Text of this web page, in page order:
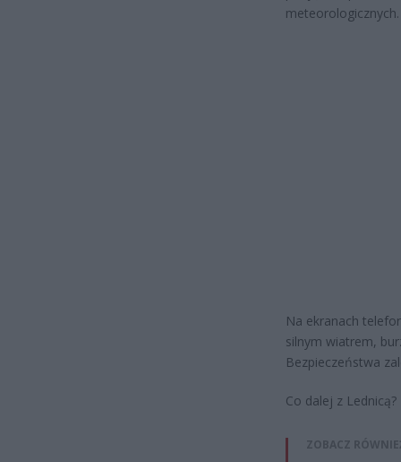
meteorologicznych.
Na ekranach
silnym wiatrem,
Bezpieczeństwa
Co dalej z Lednicą?
ZOBACZ